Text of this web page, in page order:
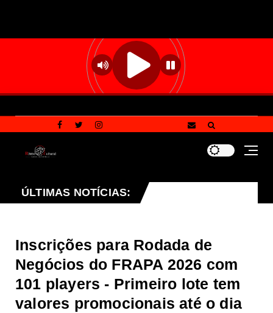
ÚLTIMAS NOTÍCIAS:
terá reforço de ônibus para a 6ª Feira Nacional
Inscrições para Rodada de
Negócios do FRAPA 2026 com
101 players - Primeiro lote tem
valores promocionais até o dia